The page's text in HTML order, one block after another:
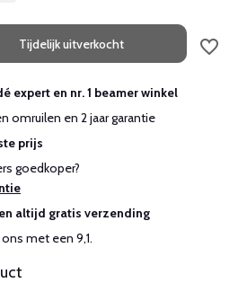
Uitverkocht
Uitverkocht
Tijdelijk uitverkocht
expert en nr. 1 beamer winkel
omruilen en 2 jaar garantie
prijs
goedkoper?
altijd gratis verzending
ons met een 9,1.